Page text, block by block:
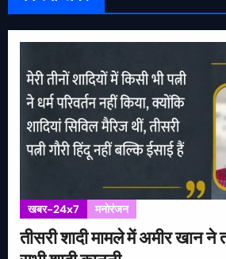
खबर-24x7 मनोरंजन
तीसरी शादी मामले में अमीर खान ने